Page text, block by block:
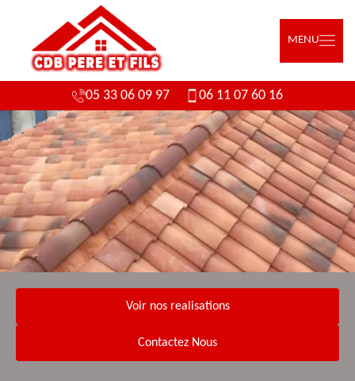
MENU
05 33 06 09 97 06 11 07 60 16
Voir nos realisations
Contactez Nous